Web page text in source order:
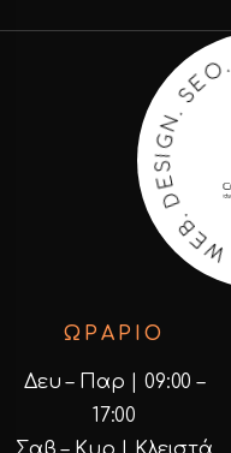
E
B
.
D
E
S
I
G
N
.
S
E
O
.M
ΩΡΑΡΙΟ
Δευ – Παρ | 09:00 –
17:00